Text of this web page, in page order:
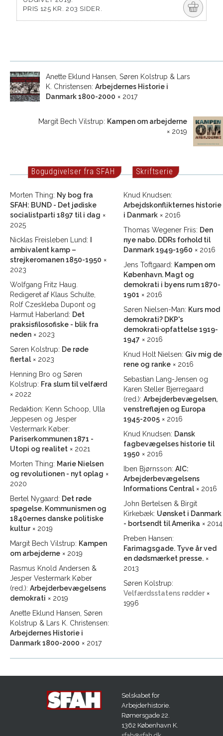
PRIS 125 KR. 203 SIDER.
o
Anette Eklund Hansen, Søren Kolstrup & Lars
K. Christensen: Arbejdernes Historie i
Danmark 1800-2000 × 2017
Margit Bech Vilstrup: Kampen om arbejderne
× 2019
Bogudgivelser fra SFAH Skriftserie
Morten Thing: Ny bog fra
SFAH: BUND - Det jødiske
socialistparti 1897 til i dag ×
2025
Nicklas Freisleben Lund: I
ambivalent kamp –
strejkeromanen 1850-1950 ×
2023
Wolfgang Fritz Haug.
Redigeret af Klaus Schulte,
Rolf Czeskleba Dupont og
Harmut Haberland: Det
praksisfilosofiske - blik fra
neden × 2023
Søren Kolstrup: De røde
flertal × 2023
Henning Bro og Søren
Kolstrup: Fra slum til velfærd
× 2022
Redaktion: Kenn Schoop, Ulla
Jeppesen og Jesper
Vestermark Køber:
Pariserkommunen 1871 -
Utopi og realitet × 2021
Morten Thing: Marie Nielsen
og revolutionen - nyt oplag ×
2020
Bertel Nygaard: Det røde
spøgelse. Kommunismen og
1840ernes danske politiske
kultur× 2019
Margit Bech Vilstrup: Kampen
om arbejderne × 2019
Rasmus Knold Andersen &
Jesper Vestermark Køber
(red.): Arbejderbevægelsens
demokrati × 2019
Anette Eklund Hansen, Søren
Kolstrup & Lars K. Christensen:
Arbejdernes Historie i
Danmark 1800-2000 × 2017
Knud Knudsen:
Arbejdskonflikternes historie
i Danmark × 2016
Thomas Wegener Friis: Den
nye nabo. DDRs forhold til
Danmark 1949-1960 × 2016
Jens Toftgaard: Kampen om
København. Magt og
demokrati i byens rum 1870-
1901 × 2016
Søren Nielsen-Man: Kurs mod
demokrati? DKP's
demokrati·opfattelse 1919-
1947 × 2016
Knud Holt Nielsen: Giv mig de
rene og ranke × 2016
Sebastian Lang-Jensen og
Karen Steller Bjerregaard
(red.): Arbejderbevægelsen,
venstrefløjen og Europa
1945-2005 × 2016
Knud Knudsen: Dansk
fagbevægelses historie til
1950 × 2016
Iben Bjørnsson: AIC:
Arbejderbevægelsens
Informations Central × 2016
John Bertelsen & Birgit
Kirkebæk: Uønsket i Danmark
- bortsendt til Amerika × 2014
Preben Hansen:
Farimagsgade. Tyve år ved
en dødsmærket presse. ×
2013
Søren Kolstrup:
Velfærdsstatens rødder ×
1996
Selskabet for
Arbejderhistorie.
Rømersgade 22.
1362 København K.